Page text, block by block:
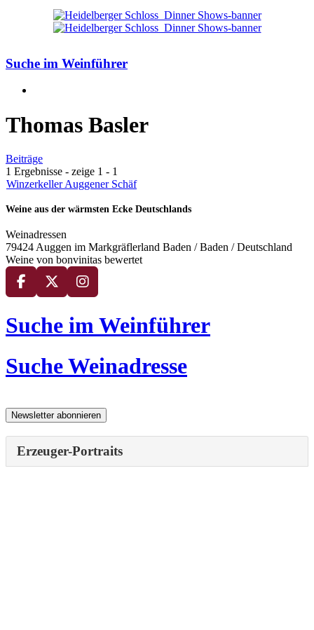
Suche im Weinführer
Thomas Basler
Beiträge
1 Ergebnisse - zeige 1 - 1
Winzerkeller Auggener Schäf
Weine aus der wärmsten Ecke Deutschlands
Weinadressen
79424 Auggen im Markgräflerland Baden / Baden / Deutschland
Weine von bonvinitas bewertet
Suche im Weinführer
Suche Weinadresse
Erzeuger-Portraits